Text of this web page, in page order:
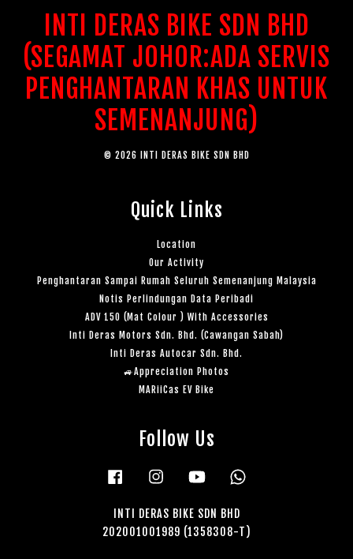
INTI DERAS BIKE SDN BHD
(SEGAMAT JOHOR:ADA SERVIS
PENGHANTARAN KHAS UNTUK
SEMENANJUNG)
© 2026 INTI DERAS BIKE SDN BHD
Quick Links
Location
Our Activity
Penghantaran Sampai Rumah Seluruh Semenanjung Malaysia
Notis Perlindungan Data Peribadi
ADV 150 (Mat Colour ) With Accessories
Inti Deras Motors Sdn. Bhd. (Cawangan Sabah)
Inti Deras Autocar Sdn. Bhd.
🚙Appreciation Photos
MARiiCas EV Bike
Follow Us
Facebook Instagram YouTube
INTI DERAS BIKE SDN BHD
202001001989 (1358308-T)